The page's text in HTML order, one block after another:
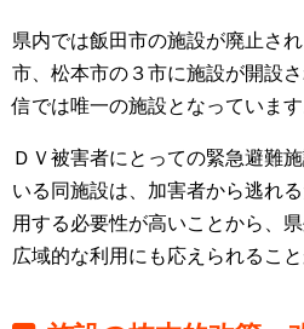
県内では飯田市の施設が廃止さ
市、松本市の３市に施設が開設
信では唯一の施設となっています
ＤＶ被害者にとっての緊急避難
いる同施設は、加害者から逃れ
用する必要性が高いことから、
広域的な利用にも応えられるこ